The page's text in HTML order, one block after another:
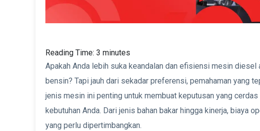
Reading Time: 3 minutes
Apakah Anda lebih suka keandalan dan efisiensi mesin
bensin? Tapi jauh dari sekadar preferensi, pemahaman yang
jenis mesin ini penting untuk membuat keputusan yang
kebutuhan Anda. Dari jenis bahan bakar hingga kinerja, biaya
yang perlu dipertimbangkan.